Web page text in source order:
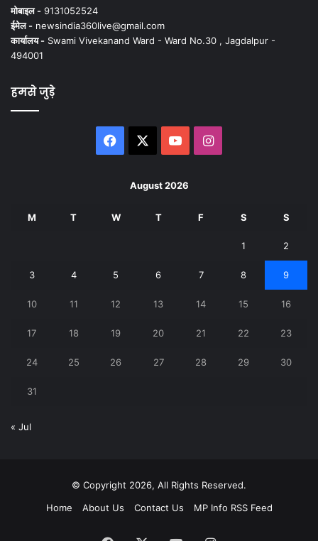
मोबाइल - 9131052524
ईमेल - newsindia360live@gmail.com
कार्यालय - Swami Vivekanand Ward - Ward No.30 , Jagdalpur -
494001
हमसे जुड़े
Facebook YouTubeInstagram
August 2026
M T W T F S S
1 2
3 4 5 6 7 8 9
10 11 12 13 14 15 16
17 18 19 20 21 22 23
24 25 26 27 28 29 30
31
« Jul
© Copyright 2026, All Rights Reserved.
Home
About Us Contact Us MP Info RSS Feed